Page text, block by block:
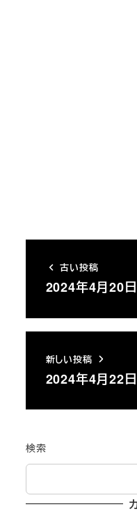
古い投稿
2024年4月20
新しい投稿
2024年4月22
検索